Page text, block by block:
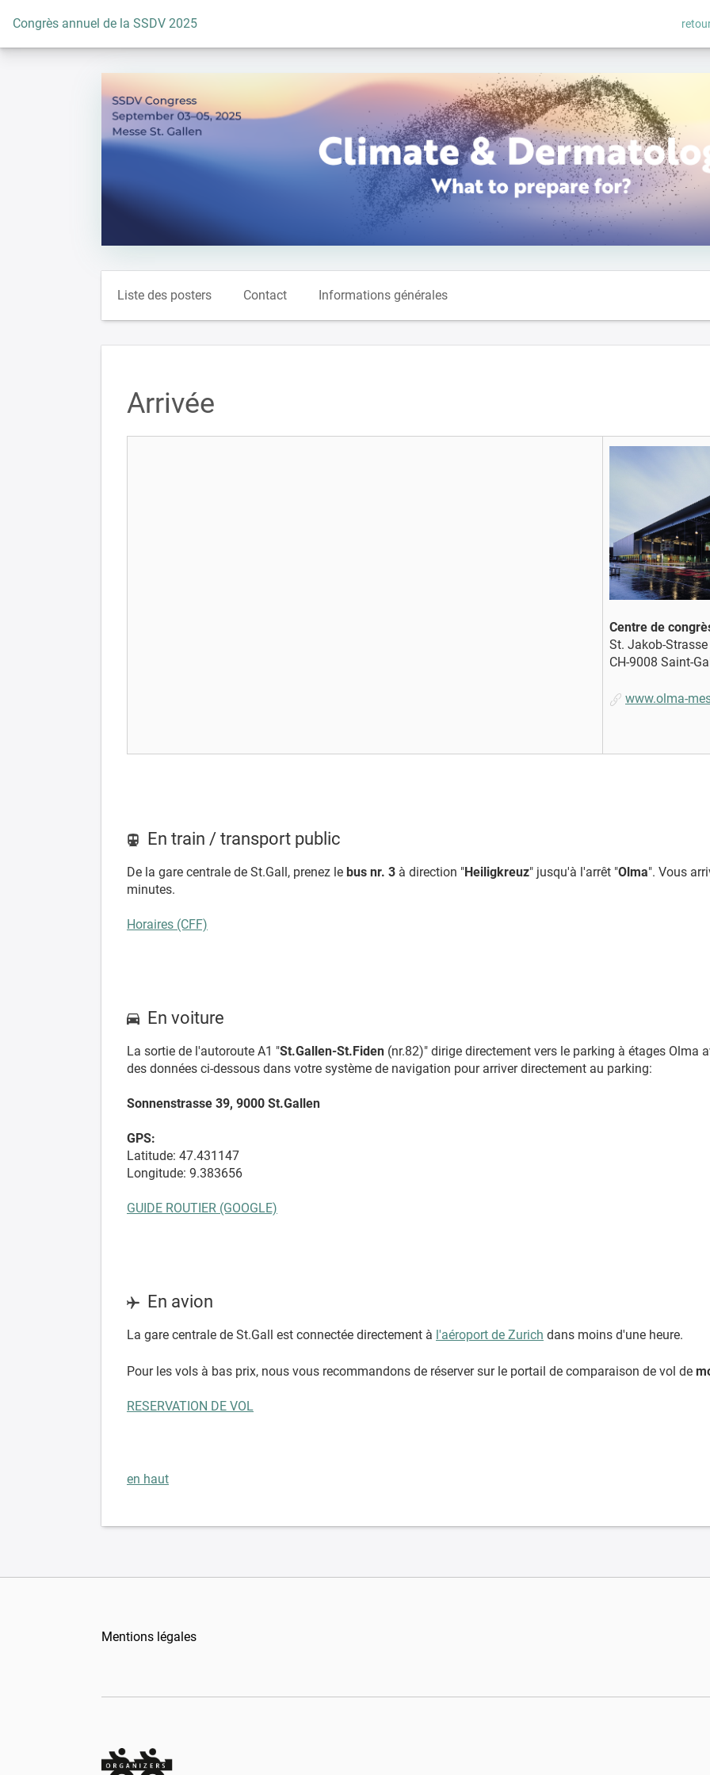
Vers la page d'accueil
Congrès annuel de la SSDV 2025
Liste des posters Contact Informations générales
Arrivée
Centre de
St. Jakob-Strasse
CH-9008 Saint-
www.olma-
En train / transport public
De la gare centrale de St.Gall, prenez le bus nr. 3 à direction "Heiligkreuz" jusqu'à l'arrêt "Olma". Vous
minutes.
Horaires (CFF)
En voiture
La sortie de l'autoroute A1 "St.Gallen-St.Fiden (nr.82)" dirige directement vers le parking à étages Olma
des données ci-dessous dans votre système de navigation pour arriver directement au parking:
Sonnenstrasse 39, 9000 St.Gallen
GPS:
Latitude: 47.431147
Longitude: 9.383656
GUIDE ROUTIER (GOOGLE)
En avion
La gare centrale de St.Gall est connectée directement à l'aéroport de Zurich dans moins d'une heure.
Pour les vols à bas prix, nous vous recommandons de réserver sur le portail de comparaison de vol de
RESERVATION DE VOL
en haut
Mentions légales
Organizers Schweiz GmbH